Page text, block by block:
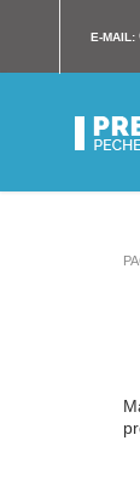
E-MAIL: